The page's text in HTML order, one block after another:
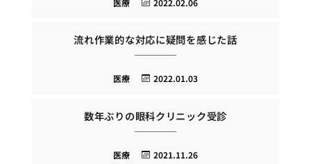
流れ作業的な対応に疑問を感じた話
2022.01.03
医療
数年ぶりの眼科クリニック受診
2021.11.26
医療